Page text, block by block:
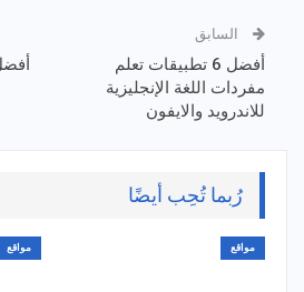
السابق
أفضل 6 تطبيقات تعلم
مفردات اللغة الإنجليزية
للاندرويد والايفون
رُبما تُحِب أيضًا
مواقع مواقع